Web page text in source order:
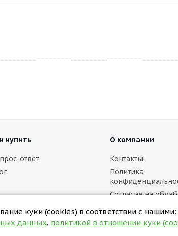
куки (cookies) в соответствии с нашими:
данных, политикой в отношении куки
купить
ответ
О компании
Контакты
Политика
Согласие на
Политика в
(cookies)